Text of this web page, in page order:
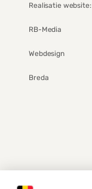
Realisatie website:
RB-Media
Webdesign
Breda